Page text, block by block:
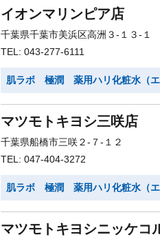
イオンマリンピア店
千葉県千葉市美浜区高洲３-１３-１
TEL: 043-277-6111
肌ラボ 極潤 薬用ハリ化粧水（エ
マツモトキヨシ三咲店
千葉県船橋市三咲２-７-１２
TEL: 047-404-3272
肌ラボ 極潤 薬用ハリ化粧水（エ
マツモトキヨシニッケコ